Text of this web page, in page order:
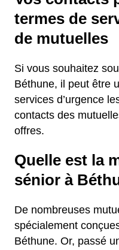
termes de
de mutuelles
Si vous souhaitez
Béthune, il peut être
services d’urgence
contacts des
offres.
Quelle est la
sénior à
De nombreuses
spécialement
Béthune. Or, passé